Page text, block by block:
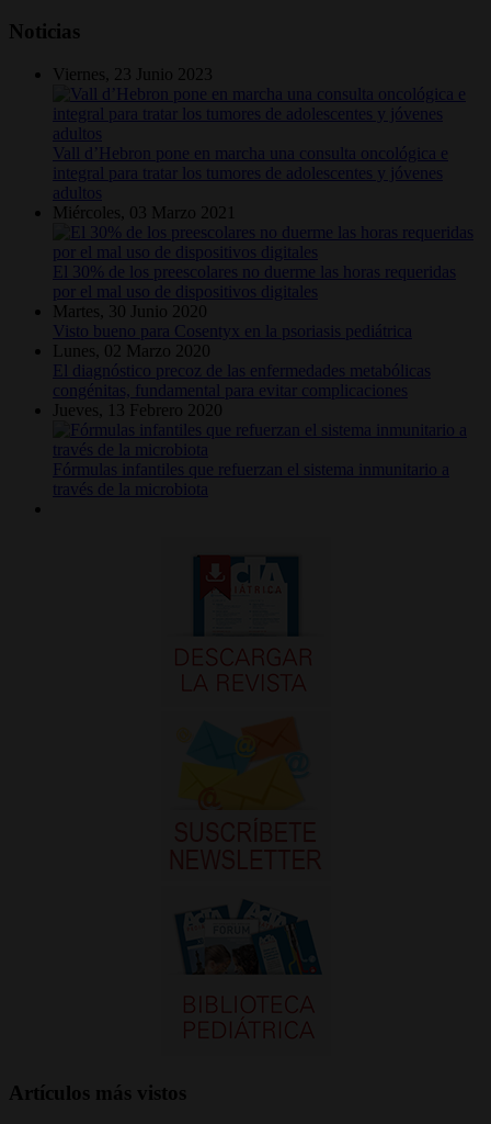
Noticias
Viernes, 23 Junio 2023
Vall d’Hebron pone en marcha una consulta oncológica e
integral para tratar los tumores de adolescentes y jóvenes
adultos
Miércoles, 03 Marzo 2021
El 30% de los preescolares no duerme las horas requeridas
por el mal uso de dispositivos digitales
Martes, 30 Junio 2020
Visto bueno para Cosentyx en la psoriasis pediátrica
Lunes, 02 Marzo 2020
El diagnóstico precoz de las enfermedades metabólicas
congénitas, fundamental para evitar complicaciones
Jueves, 13 Febrero 2020
Fórmulas infantiles que refuerzan el sistema inmunitario a
través de la microbiota
Artículos más vistos